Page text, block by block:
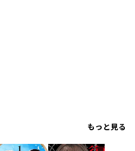
もっと見る